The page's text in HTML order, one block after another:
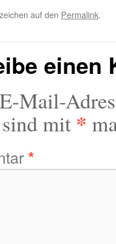
auf den Permalink.
einen
Mail-
mit *
*